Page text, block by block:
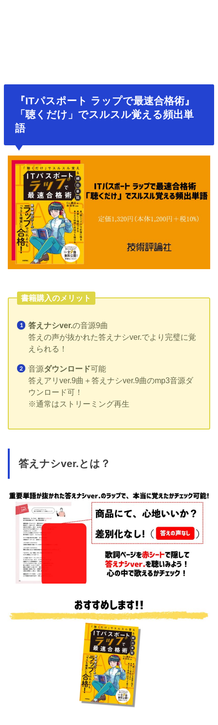
『ITパスポート ラップで最速合格術』
「聴くだけ」でスルスル覚える頻出単
語
書籍購入のメリット
答えナシver.の音源9曲
答えの声が抜かれた答えナシver.でより完璧に覚
えられる！
音源ダウンロード可能
答えアリver.9曲＋答えナシver.9曲のmp3音源ダ
ウンロード可！
※通常はストリーミング再生
答えナシver.とは？